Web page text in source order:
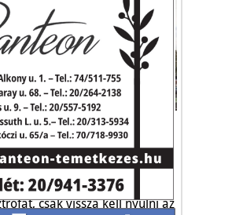
egyszerűen
lenne elkerülni a
csak vissza kell nyúlni az